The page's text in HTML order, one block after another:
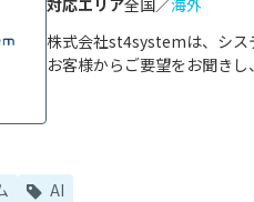
株式会社st4systemは、シス
お客様からご要望をお聞き
AI